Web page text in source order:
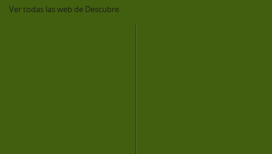
Ver todas las web de Descubre